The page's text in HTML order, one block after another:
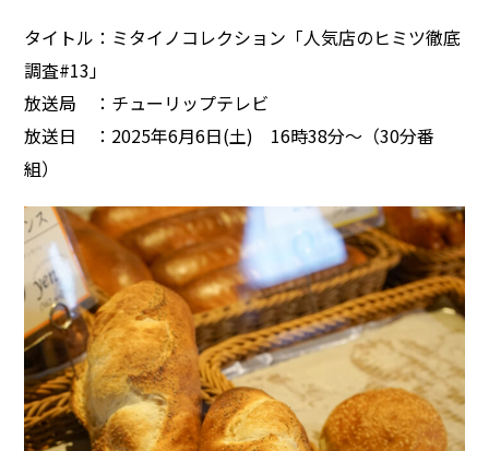
タイトル：ミタイノコレクション「人気店のヒミツ徹底
調査#13」
放送局 ：チューリップテレビ
放送日 ：2025年6月6日(土) 16時38分～（30分番
組）